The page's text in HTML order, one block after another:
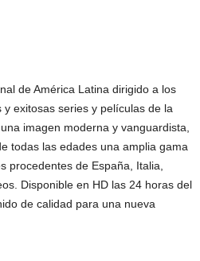
de América Latina dirigido a los
exitosas series y películas de la
imagen moderna y vanguardista,
todas las edades una amplia gama
procedentes de España, Italia,
Disponible en HD las 24 horas del
de calidad para una nueva